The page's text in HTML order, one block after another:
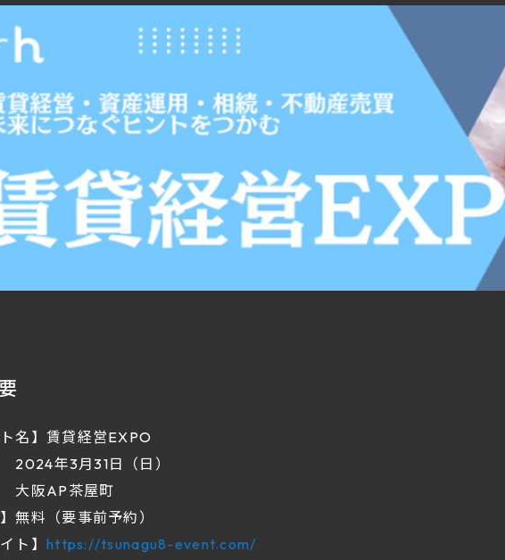
ト名】賃貸経営EXPO
2024年3月31日（日）
大阪AP茶屋町
無料（要事前予約）
ト】 https://tsunagu8-event.com/